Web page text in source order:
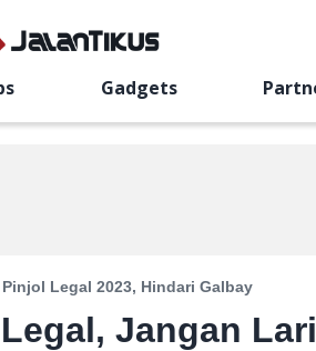
Gadgets
Legal 2023, Hindari Galbay
Jangan Lari